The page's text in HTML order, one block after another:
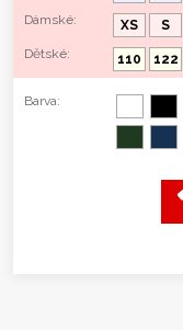
Dámské:
XS S
Dětské:
110 122
Barva: